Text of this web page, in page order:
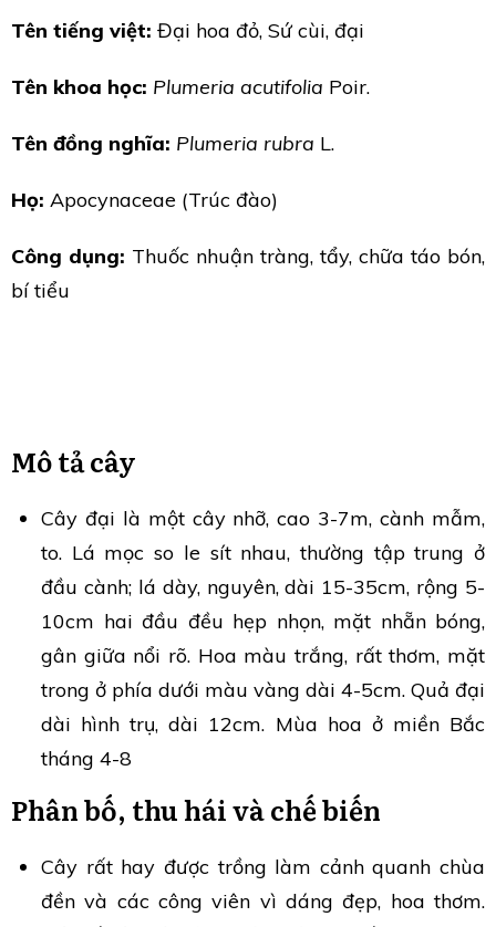
Tên tiếng việt: Đại hoa đỏ, Sứ cùi, đại
Tên khoa học: Plumeria acutifolia Poir.
Tên đồng nghĩa: Plumeria rubra L.
Họ: Apocynaceae (Trúc đào)
Công dụng: Thuốc nhuận tràng, tẩy, chữa táo bón,
bí tiểu
Mô tả cây
Cây đại là một cây nhỡ, cao 3-7m, cành mẫm,
to. Lá mọc so le sít nhau, thường tập trung ở
đầu cành; lá dày, nguyên, dài 15-35cm, rộng 5-
10cm hai đầu đều hẹp nhọn, mặt nhẵn bóng,
gân giữa nổi rõ. Hoa màu trắng, rất thơm, mặt
trong ở phía dưới màu vàng dài 4-5cm. Quả đại
dài hình trụ, dài 12cm. Mùa hoa ở miền Bắc
tháng 4-8
Phân bố, thu hái và chế biến
Cây rất hay được trồng làm cảnh quanh chùa
đền và các công viên vì dáng đẹp, hoa thơm.